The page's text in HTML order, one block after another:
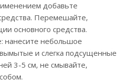
добавьте
Перемешайте,
основного средства.
нанесите небольшое
и слегка подсущенные
3-5 см, не смывайте,